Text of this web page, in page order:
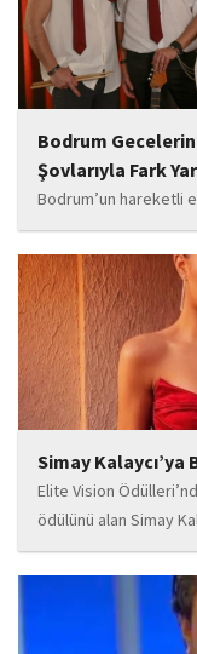
Bodrum
Şovlarıyla Fark
Bodrum’un hareketli
iddialı bir giriş yapan
sahne performansı,
deneyimli müzisyen
Simay Kalaycı’ya
Elite Vision
ödülünü alan Simay
geceye damga vurdu.
Wilma...